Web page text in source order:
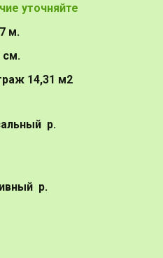
уточняйте
Длина 27 м.
53 см.
14,31 м2
р.
р.